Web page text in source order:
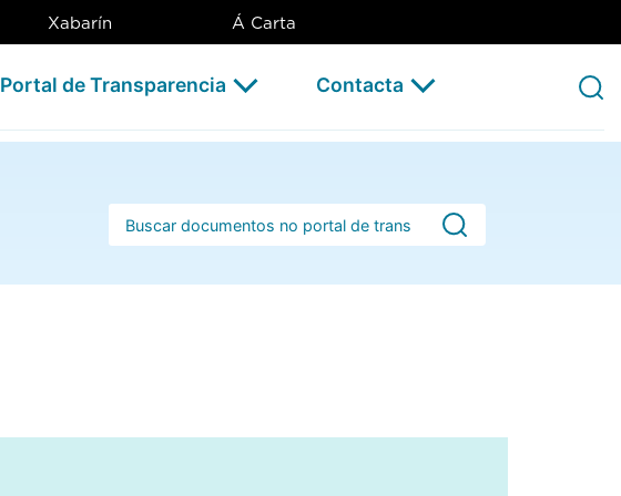
Xabarín Á Carta
Portal de Transparencia Contacta
Barra de busca